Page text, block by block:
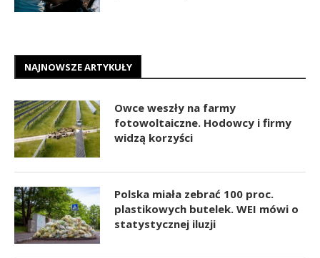
NAJNOWSZE ARTYKUŁY
Owce weszły na farmy
fotowoltaiczne. Hodowcy i firmy
widzą korzyści
Polska miała zebrać 100 proc.
plastikowych butelek. WEI mówi o
statystycznej iluzji